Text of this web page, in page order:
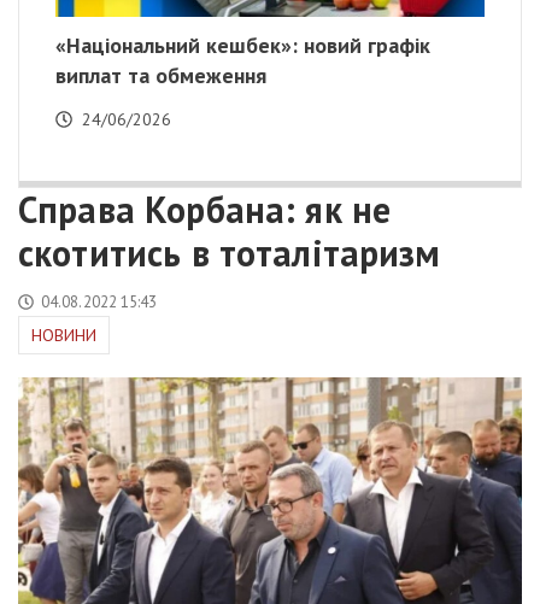
«Національний кешбек»: новий графік
виплат та обмеження
24/06/2026
Справа Корбана: як не
скотитись в тоталітаризм
04.08.2022 15:43
НОВИНИ